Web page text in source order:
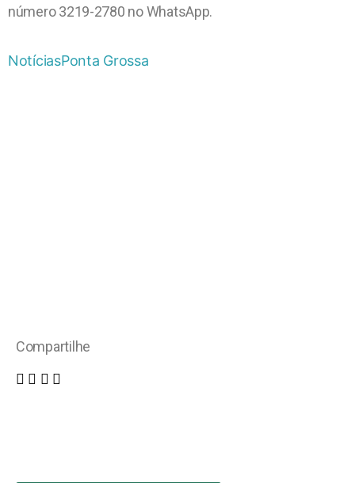
número 3219-2780 no WhatsApp.
NotíciasPonta Grossa
Compartilhe